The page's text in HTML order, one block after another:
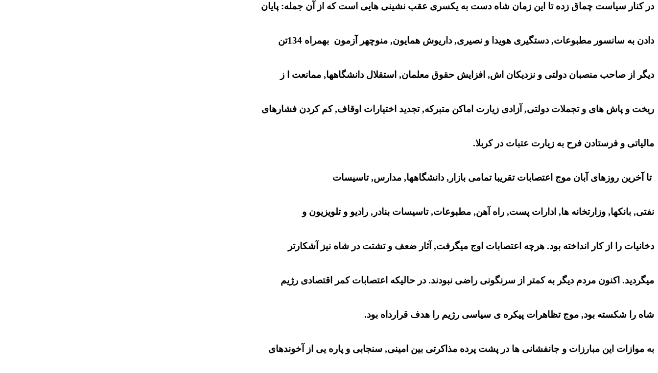
در کنار سیاست چماق زده تا این زمان شاه دست به یکسری عقب نشینی هایی است که از آن جمله: پایان
دادن به سانسور مطبوعات, دستگیری هویدا و نصیری, داریوش همایون, منوچهر آزمون بهمراه 134تن
دیگر از صاحب منصبان دولتی و نزدیکان اش, افزایش حقوق معلمان, استقلال دانشگاهها, ممانعت ا ز
ریخت و پاش های و تجملات دولتی, آزادی زیارت اماکن متبرکه, تجدید اختیارات اوقاف, کم کردن فشارهای
مالیاتی و فرستادن فرح به زیارت عتبات در کربلا.
تا آخرین روزهای آبان موج اعتصابات تقریبا تمامی بازار, دانشگاهها, مدارس, تاسیسات
نفتی, بانکها, وزارتخانه ها, ادارات پست, راه آهن, مطبوعات, تاسیسات بنادر, رادیو و تلویزیون و
دخانیات را از کار انداخته بود. هرچه اعتصابات اوج میگرفت, آثار ضعف و تشتت در شاه نیز آشکارتر
میگردید. اکنون مردم دیگر به کمتر از سرنگونی راضی نبودند. در حالیکه اعتصابات کمر اقتصادی رژیم
شاه را شکسته بود, موج تظاهرات پیکره ی سیاسی رژیم را هدف قرارداه بود.
به موازات این مبارزات و جانفشانی ها در پشت پرده مذاکرتی بین امینی, سنجابی و پاره یی از آخوندهای